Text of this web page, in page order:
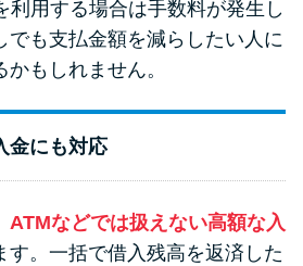
利用する場合は手数料が発生し
でも支払金額を減らしたい人に
もしれません。
金にも対応
ATMなどでは扱えない高額な入
す。一括で借入残高を返済した